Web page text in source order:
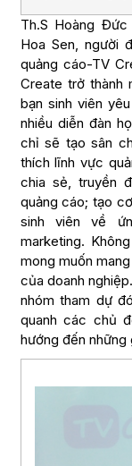
Th.S Hoàng
Hoa Sen, người
quảng cáo-TV
Create trở thành
bạn sinh viên
nhiều diễn đàn
chỉ sẽ tạo sân
thích lĩnh vực
chia sẻ, truyền
quảng cáo; tạo
sinh viên về
marketing.
mong muốn
của doanh
nhóm tham dự
quanh các chủ
hướng đến những